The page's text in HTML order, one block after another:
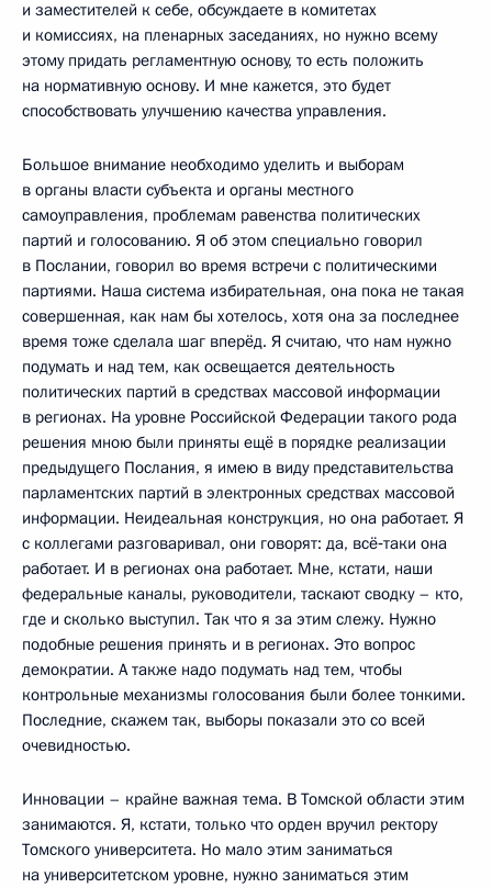
и заместителей к себе, обсуждаете в комитетах
и комиссиях, на пленарных заседаниях, но нужно всему
этому придать регламентную основу, то есть положить
на нормативную основу. И мне кажется, это будет
способствовать улучшению качества управления.
Большое внимание необходимо уделить и выборам
в органы власти субъекта и органы местного
самоуправления, проблемам равенства политических
партий и голосованию. Я об этом специально говорил
в Послании, говорил во время встречи с политическими
партиями. Наша система избирательная, она пока не такая
совершенная, как нам бы хотелось, хотя она за последнее
время тоже сделала шаг вперёд. Я считаю, что нам нужно
подумать и над тем, как освещается деятельность
политических партий в средствах массовой информации
в регионах. На уровне Российской Федерации такого рода
решения мною были приняты ещё в порядке реализации
предыдущего Послания, я имею в виду представительства
парламентских партий в электронных средствах массовой
информации. Неидеальная конструкция, но она работает. Я
с коллегами разговаривал, они говорят: да, всё‑таки она
работает. И в регионах она работает. Мне, кстати, наши
федеральные каналы, руководители, таскают сводку – кто,
где и сколько выступил. Так что я за этим слежу. Нужно
подобные решения принять и в регионах. Это вопрос
демократии. А также надо подумать над тем, чтобы
контрольные механизмы голосования были более тонкими.
Последние, скажем так, выборы показали это со всей
очевидностью.
Инновации – крайне важная тема. В Томской области этим
занимаются. Я, кстати, только что орден вручил ректору
Томского университета. Но мало этим заниматься
на университетском уровне, нужно заниматься этим